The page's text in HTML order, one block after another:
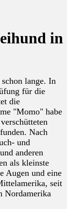
in
lange. In
für die
die
"Momo" habe
Nach
und
anderen
als kleinste
Augen und eine
seit
Nordamerika